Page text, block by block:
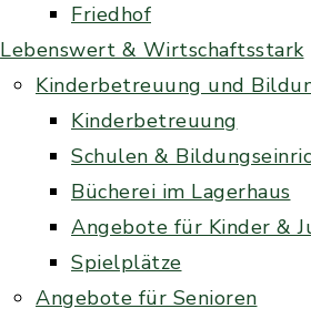
Friedhof
Lebenswert & Wirtschaftsstark
Kinderbetreuung und
Kinderbetreuung
Schulen &
Bücherei im Lagerhaus
Angebote für Kinder &
Spielplätze
Angebote für Senioren